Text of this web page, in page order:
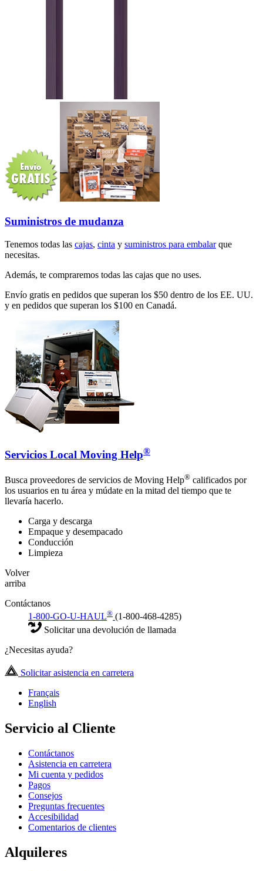
Suministros de mudanza
Tenemos todas las cajas, cinta y suministros para embalarque
necesitas.
Además, te compraremos todas las cajas que no uses.
Envío gratis en pedidos que superan los $50 dentro de los EE. UU.
y en pedidos que superan los $100 en Canadá.
Servicios Local Moving Help®
Busca proveedores de servicios de Moving Help® calificados por
los usuarios en tu área y múdate en la mitad del tiempo que te
llevaría hacerlo.
Carga y descarga
Empaque y desempacado
Conducción
Limpieza
Volver
arriba
Contáctanos
1-800-GO-U-HAUL® (1-800-468-4285)
Solicitar una devolución de llamada
¿Necesitas ayuda?
Solicitar asistencia en carretera
Français
English
Servicio al Cliente
Contáctanos
Asistencia en carretera
Mi cuenta y pedidos
Pagos
Consejos
Preguntas frecuentes
Accesibilidad
Comentarios de clientes
Alquileres